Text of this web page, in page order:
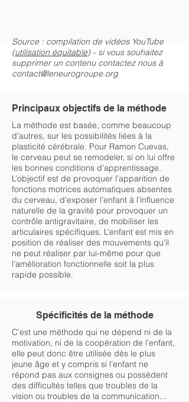
Principaux objectifs de la méthode
La méthode est basée, comme beaucoup
d’autres, sur les possibilités liées à la
plasticité cérébrale. Pour Ramon Cuevas,
le cerveau peut se remodeler, si on lui offre
les bonnes conditions d’apprentissage.
L’objectif est de provoquer l’apparition de
fonctions motrices automatiques absentes
du cerveau, d’exposer l’enfant à l’influence
naturelle de la gravité pour provoquer un
contrôle antigravitaire, de mobiliser les
articulaires spécifiques. L’enfant est mis en
position de réaliser des mouvements qu’il
ne peut réaliser par lui-même pour que
l’amélioration fonctionnelle soit la plus
rapide possible.
Spécificités de la méthode
C’est une méthode qui ne dépend ni de la
motivation, ni de la coopération de l’enfant,
elle peut donc être utilisée dès le plus
jeune âge et y compris si l’enfant ne
répond pas aux consignes ou possèdent
des difficultés telles que troubles de la
vision ou troubles de la communication...
Source : compilation de vidéos YouTube
(utilisation équitable) - si vous souhaitez
supprimer un contenu contactez nous à
contact@leneurogroupe.org